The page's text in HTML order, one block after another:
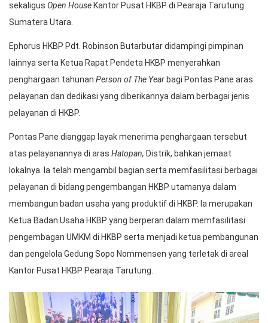
sekaligus Open House Kantor Pusat HKBP di Pearaja Tarutung
Sumatera Utara.
Ephorus HKBP Pdt. Robinson Butarbutar didampingi pimpinan
lainnya serta Ketua Rapat Pendeta HKBP menyerahkan
penghargaan tahunan Person of The Year bagi Pontas Pane aras
pelayanan dan dedikasi yang diberikannya dalam berbagai jenis
pelayanan di HKBP.
Pontas Pane dianggap layak menerima penghargaan tersebut
atas pelayanannya di aras Hatopan, Distrik, bahkan jemaat
lokalnya. Ia telah mengambil bagian serta memfasilitasi berbagai
pelayanan di bidang pengembangan HKBP utamanya dalam
membangun badan usaha yang produktif di HKBP. Ia merupakan
Ketua Badan Usaha HKBP yang berperan dalam memfasilitasi
pengembagan UMKM di HKBP serta menjadi ketua pembangunan
dan pengelola Gedung Sopo Nommensen yang terletak di areal
Kantor Pusat HKBP Pearaja Tarutung.